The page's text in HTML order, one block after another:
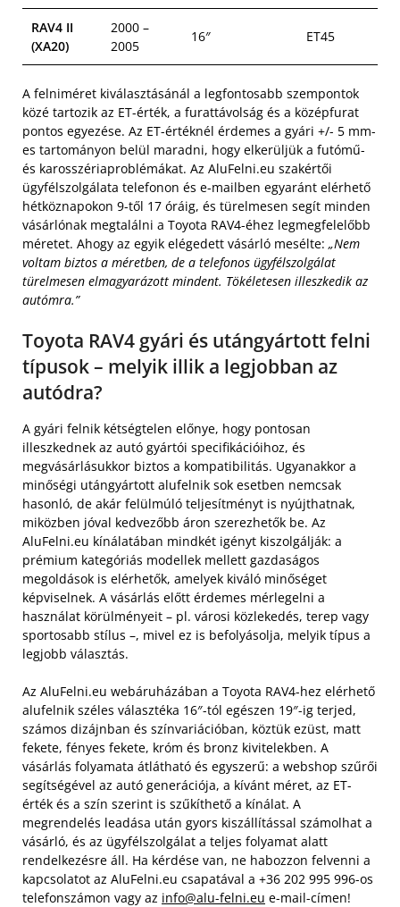
RAV4 II
(XA20)
2000 –
2005
16″ ET45
A felniméret kiválasztásánál a legfontosabb szempontok
közé tartozik az ET-érték, a furattávolság és a középfurat
pontos egyezése. Az ET-értéknél érdemes a gyári +/- 5 mm-
es tartományon belül maradni, hogy elkerüljük a futómű-
és karosszériaproblémákat. Az AluFelni.eu szakértői
ügyfélszolgálata telefonon és e-mailben egyaránt elérhető
hétköznapokon 9-től 17 óráig, és türelmesen segít minden
vásárlónak megtalálni a Toyota RAV4-éhez legmegfelelőbb
méretet. Ahogy az egyik elégedett vásárló mesélte: „Nem
voltam biztos a méretben, de a telefonos ügyfélszolgálat
türelmesen elmagyarázott mindent. Tökéletesen illeszkedik az
autómra.”
Toyota RAV4 gyári és utángyártott felni
típusok – melyik illik a legjobban az
autódra?
A gyári felnik kétségtelen előnye, hogy pontosan
illeszkednek az autó gyártói specifikációihoz, és
megvásárlásukkor biztos a kompatibilitás. Ugyanakkor a
minőségi utángyártott alufelnik sok esetben nemcsak
hasonló, de akár felülmúló teljesítményt is nyújthatnak,
miközben jóval kedvezőbb áron szerezhetők be. Az
AluFelni.eu kínálatában mindkét igényt kiszolgálják: a
prémium kategóriás modellek mellett gazdaságos
megoldások is elérhetők, amelyek kiváló minőséget
képviselnek. A vásárlás előtt érdemes mérlegelni a
használat körülményeit – pl. városi közlekedés, terep vagy
sportosabb stílus –, mivel ez is befolyásolja, melyik típus a
legjobb választás.
Az AluFelni.eu webáruházában a Toyota RAV4-hez elérhető
alufelnik széles választéka 16″-tól egészen 19″-ig terjed,
számos dizájnban és színvariációban, köztük ezüst, matt
fekete, fényes fekete, króm és bronz kivitelekben. A
vásárlás folyamata átlátható és egyszerű: a webshop szűrői
segítségével az autó generációja, a kívánt méret, az ET-
érték és a szín szerint is szűkíthető a kínálat. A
megrendelés leadása után gyors kiszállítással számolhat a
vásárló, és az ügyfélszolgálat a teljes folyamat alatt
rendelkezésre áll. Ha kérdése van, ne habozzon felvenni a
kapcsolatot az AluFelni.eu csapatával a +36 202 995 996-os
telefonszámon vagy az info@alu-felni.eu e-mail-címen!